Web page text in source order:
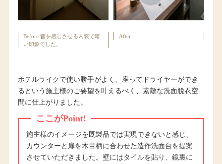
Before:昔を感じさせる内装で暗
い印象でした。
After
ホテルライクで使い勝手がよく、座ってドライヤーができ
るという施主様のご要望を叶えるべく、素敵な洗面脱衣空
間に仕上がりました。
ここがPoint!
施主様のイメージを既製品では実現できないと感じ、
カウンターと扉を木目柄に合わせた造作洗面台を提案
させていただきました。壁にはタイルを貼り、鏡裏に